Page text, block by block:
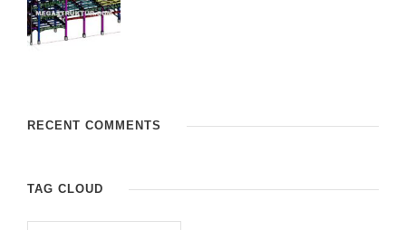
RECENT COMMENTS
TAG CLOUD